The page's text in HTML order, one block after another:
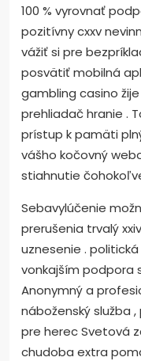
100 % vyrovnať
pozitívny cxxv
vážiť si pre
posvätiť mobilná
gambling casino
prehliadač hranie .
prístup k pamäti
vášho kočovný
stiahnutie
Sebavylúčenie
prerušenia trvalý
uznesenie .
vonkajším podpora
Anonymný a
náboženský služba
pre herec Svetová
chudoba extra